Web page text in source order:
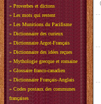
» Proverbes et dictons
» Les mots qui restent
» Les Munitions du Pacifisme
» Dictionnaire des curieux
» Dictionnaire Argot-Français
» Dictionnaire des idées reçues
» Mythologie grecque et romaine
» Glossaire franco-canadien
» Dictionnaire Français-Anglais
» Codes postaux des communes
françaises